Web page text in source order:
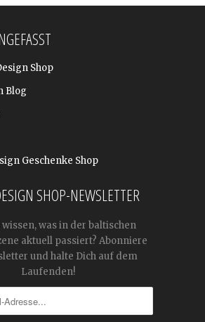
Shop
Blog
Geschenke Shop
SHOP-NEWSLETTER
wissen, was in der baltischen
aktuell passiert? Abonniere
und halte Dich auf dem
Laufenden!